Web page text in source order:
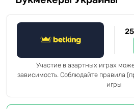
Участие в азартных играх
зависимость. Соблюдайте правила
игры